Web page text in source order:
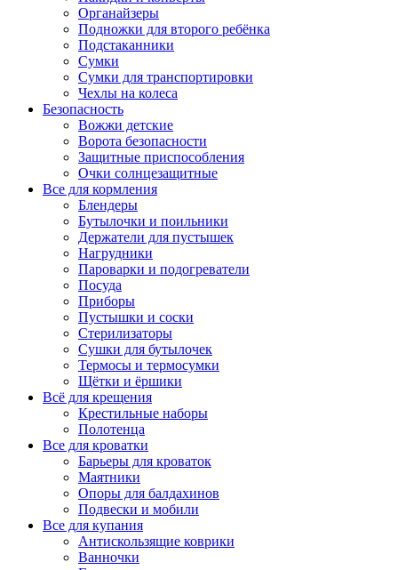
Органайзеры
Подножки для второго ребёнка
Подстаканники
Сумки
Сумки для транспортировки
Чехлы на колеса
Безопасность
Вожжи детские
Ворота безопасности
Защитные приспособления
Очки солнцезащитные
Все для кормления
Блендеры
Бутылочки и поильники
Держатели для пустышек
Нагрудники
Пароварки и подогреватели
Посуда
Приборы
Пустышки и соски
Стерилизаторы
Сушки для бутылочек
Термосы и термосумки
Щётки и ёршики
Всё для крещения
Крестильные наборы
Полотенца
Все для кроватки
Барьеры для кроваток
Маятники
Опоры для балдахинов
Подвески и мобили
Все для купания
Антискользящие коврики
Ванночки